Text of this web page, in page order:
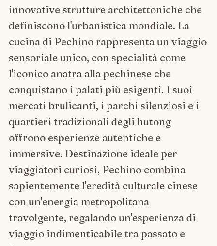
innovative strutture architettoniche che
definiscono l'urbanistica mondiale. La
cucina di Pechino rappresenta un viaggio
sensoriale unico, con specialità come
l'iconico anatra alla pechinese che
conquistano i palati più esigenti. I suoi
mercati brulicanti, i parchi silenziosi e i
quartieri tradizionali degli hutong
offrono esperienze autentiche e
immersive. Destinazione ideale per
viaggiatori curiosi, Pechino combina
sapientemente l'eredità culturale cinese
con un'energia metropolitana
travolgente, regalando un'esperienza di
viaggio indimenticabile tra passato e